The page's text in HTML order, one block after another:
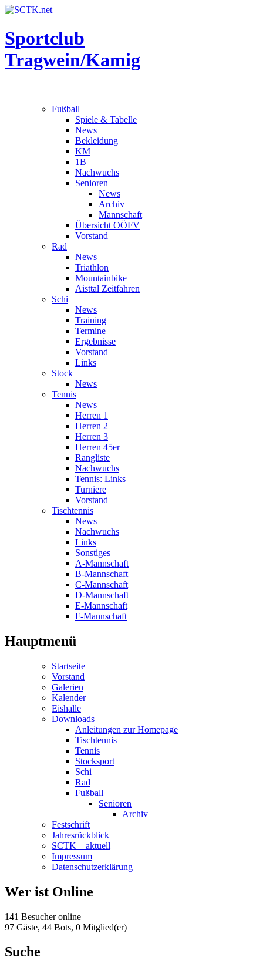
Sportclub
Tragwein/Kamig
Fußball
Spiele & Tabelle
News
Bekleidung
KM
1B
Nachwuchs
Senioren
News
Archiv
Mannschaft
Übersicht OÖFV
Vorstand
Rad
News
Triathlon
Mountainbike
Aisttal Zeitfahren
Schi
News
Training
Termine
Ergebnisse
Vorstand
Links
Stock
News
Tennis
News
Herren 1
Herren 2
Herren 3
Herren 45er
Rangliste
Nachwuchs
Tennis: Links
Turniere
Vorstand
Tischtennis
News
Nachwuchs
Links
Sonstiges
A-Mannschaft
B-Mannschaft
C-Mannschaft
D-Mannschaft
E-Mannschaft
F-Mannschaft
Hauptmenü
Startseite
Vorstand
Galerien
Kalender
Eishalle
Downloads
Anleitungen zur Homepage
Tischtennis
Tennis
Stocksport
Schi
Rad
Fußball
Senioren
Archiv
Festschrift
Jahresrückblick
SCTK – aktuell
Impressum
Datenschutzerklärung
Wer ist Online
141 Besucher online
97 Gäste, 44 Bots, 0 Mitglied(er)
Suche